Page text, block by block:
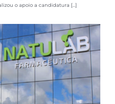
o apoio a candidatura [...]